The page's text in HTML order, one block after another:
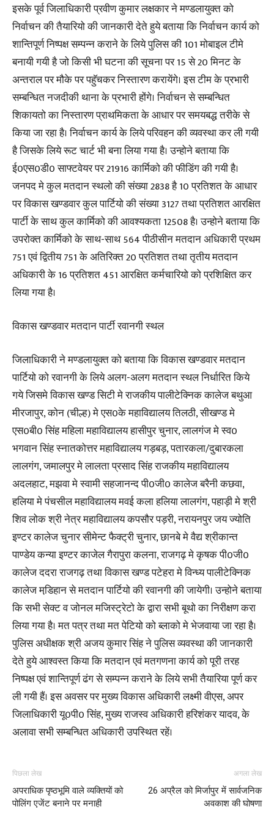
इसके पूर्व जिलाधिकारी प्रवीण कुमार लक्षकार ने मण्डलायुक्त को
निर्वाचन की तैयारियो की जानकारी देते हुये बताया कि निर्वाचन कार्य को
शान्तिपूर्ण निष्पक्ष सम्पन्न कराने के लिये पुलिस की 101 मोबाइल टीमे
बनायी गयी है जो किसी भी घटना की सूचना पर 15 से 20 मिनट के
अन्तराल पर मौके पर पहुॅचकर निस्तारण करायेंगे। इस टीम के प्रभारी
सम्बन्धित नजदीकी थाना के प्रभारी होंगे। निर्वाचन से सम्बन्धित
शिकायतो का निस्तारण प्राथमिकता के आधार पर समयबद्ध तरीके से
किया जा रहा है। निर्वाचन कार्य के लिये परिवहन की व्यवस्था कर ली गयी
है जिसके लिये रूट चार्ट भी बना लिया गया है। उन्होने बताया कि
ई0एस0डी0 साफ्टवेयर पर 21916 कार्मिको की फीडिंग की गयी है।
जनपद मे कुल मतदान स्थलो की संख्या 2838 है 10 प्रतिशत के आधार
पर विकास खण्डवार कुल पार्टियो की संख्या 3127 तथा प्रतिशत आरक्षित
पार्टी के साथ कुल कार्मिको की आवश्यकता 12508 है। उन्होने बताया कि
उपरोक्त कार्मिको के साथ-साथ 564 पीठीसीन मतदान अधिकारी प्रथम
751 एवं द्वितीय 751 के अतिरिक्त 20 प्रतिशत तथा तृतीय मतदान
अधिकारी के 16 प्रतिशत 451 आरक्षित कर्मचारियो को प्रशिक्षित कर
लिया गया है।
विकास खण्डवार मतदान पार्टी रवानगी स्थल
जिलाधिकारी ने मण्डलायुक्त को बताया कि विकास खण्डवार मतदान
पार्टियो को रवानगी के लिये अलग-अलग मतदान स्थल निर्धारित किये
गये जिसमे विकास खण्ड सिटी मे राजकीय पालीटेक्निक कालेज बथुआ
मीरजापुर, कोन (चील्ह) मे एस0के महाविद्यालय तिलठी, सीखण्ड मे
एस0बी0 सिंह महिला महाविद्यालय हासीपुर चुनार, लालगंज मे स्व0
भगवान सिंह स्नातकोत्तर महाविद्यालय गड़बड़, पतारकला/दुबारकला
लालगंग, जमालपुर मे लालता प्रसाद सिंह राजकीय महाविद्यालय
अदलहाट, मझवा मे स्वामी सहजानन्द पी0जी0 कालेज बरैनी कछवा,
हलिया मे पंचसील महाविद्यालय मवई कला हलिया लालगंग, पहाड़ी मे श्री
शिव लोक श्री नेत्र महाविद्यालय कपसौर पड़री, नरायनपुर जय ज्योति
इण्टर कालेज चुनार सीमेन्ट फैक्ट्री चुनार, छानबे मे वैद्य श्रीकान्त
पाण्डेय कन्या इण्टर काजेल गैरापुरा कलना, राजगढ़ मे कृषक पी0जी0
कालेज ददरा राजगढ़ तथा विकास खण्ड पटेहरा मे विन्ध्य पालीटेक्निक
कालेज मडि़हान से मतदान पार्टियो की रवानगी की जायेगी। उन्होने बताया
कि सभी सेक्ट व जोनल मजिस्ट्रेटो के द्वारा सभी बूथो का निरीक्षण करा
लिया गया है। मत पत्र तथा मत पेटियो को ब्लाको मे भेजवाया जा रहा है।
पुलिस अधीक्षक श्री अजय कुमार सिंह ने पुलिस व्यवस्था की जानकारी
देते हुये आश्वस्त किया कि मतदान एवं मतगणना कार्य को पूरी तरह
निष्पक्ष एवं शान्तिपूर्ण ढंग से सम्पन्न कराने के लिये सभी तैयारिया पूर्ण कर
ली गयी हैं। इस अवसर पर मुख्य विकास अधिकारी लक्ष्मी वीएस, अपर
जिलाधिकारी यू0पी0 सिंह, मुख्य राजस्व अधिकारी हरिशंकर यादव, के
अलावा सभी सम्बन्धित अधिकारी उपस्थित रहें।
पिछला लेख
अपराधिक पृष्ठभूमि वाले व्यक्तियों को
पोलिंग एजेंट बनाने पर मनाही
अगला लेख
26 अप्रैल को मिर्जापुर में सार्वजनिक
अवकाश की घोषणा